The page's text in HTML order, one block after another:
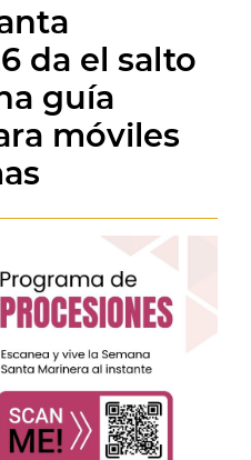
da el salto
guía
móviles